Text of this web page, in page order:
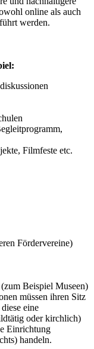
online als auch
werden.
Filmfeste etc.
Fördervereine)
Beispiel Museen)
müssen ihren Sitz
eine
oder kirchlich)
Einrichtung
handeln.